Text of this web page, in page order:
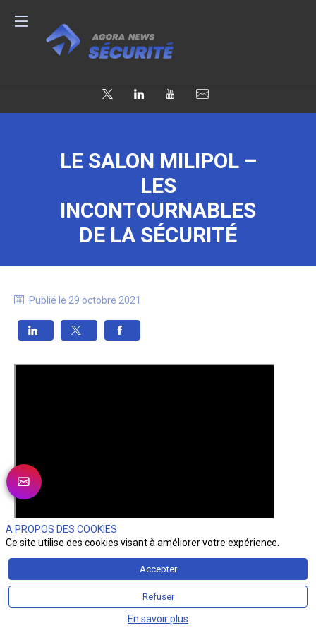
LE SALON MILIPOL –
LES
INCONTOURNABLES
DE LA SÉCURITÉ
Publié le 29 octobre 2021
A PROPOS DES COOKIES
Ce site utilise des cookies visant à améliorer votre expérience.
Accepter
Refuser
En savoir plus